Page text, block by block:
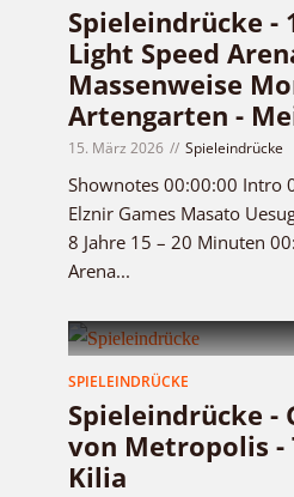
Spieleindrücke -
Light Speed
Massenweise
Artengarten -
15. März 2026 Spieleindrücke
Shownotes 00:00:00 Intro
Elznir Games Masato
8 Jahre 15 – 20 Minuten
Arena...
SPIELEINDRÜCKE
Spieleindrücke -
von Metropolis -
Kilia